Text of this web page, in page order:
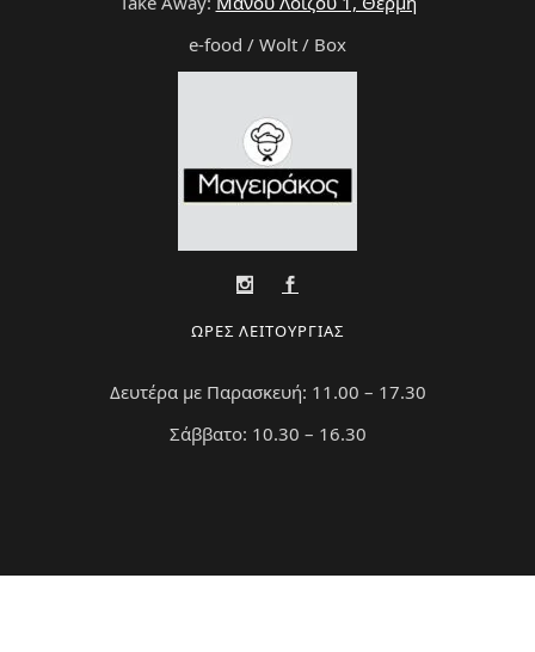
e-food / Wolt / Box
ΩΡΕΣ ΛΕΙΤΟΥΡΓΙΑΣ
Δευτέρα με Παρασκευή: 11.00 – 17.30
Σάββατο: 10.30 – 16.30